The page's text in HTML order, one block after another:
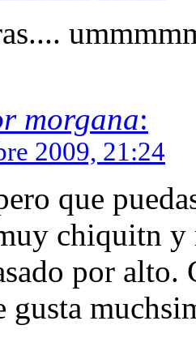
morgana:
2009, 21:24
que
chiquitn y
por
gusta